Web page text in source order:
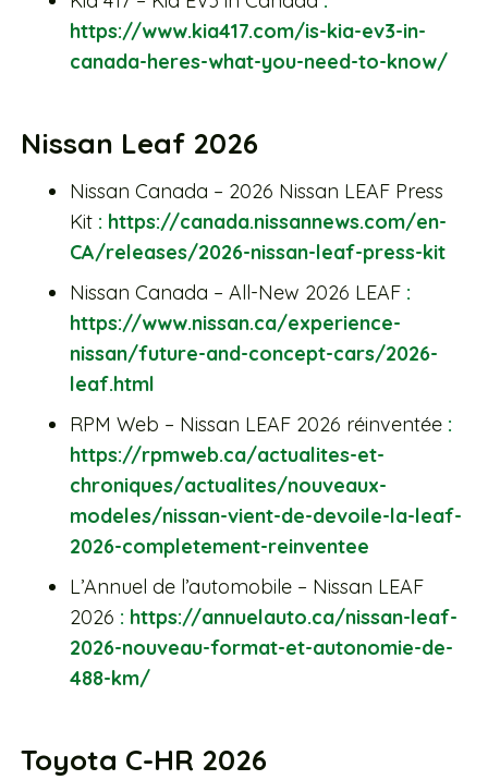
https://www.kia417.com/is-kia-ev3-in-
canada-heres-what-you-need-to-know/
Nissan Leaf 2026
Nissan Canada – 2026 Nissan LEAF Press
Kit : https://canada.nissannews.com/en-
CA/releases/2026-nissan-leaf-press-kit
Nissan Canada – All-New 2026 LEAF :
https://www.nissan.ca/experience-
nissan/future-and-concept-cars/2026-
leaf.html
RPM Web – Nissan LEAF 2026 réinventée :
https://rpmweb.ca/actualites-et-
chroniques/actualites/nouveaux-
modeles/nissan-vient-de-devoile-la-leaf-
2026-completement-reinventee
L’Annuel de l’automobile – Nissan LEAF
2026 : https://annuelauto.ca/nissan-leaf-
2026-nouveau-format-et-autonomie-de-
488-km/
Toyota C-HR 2026